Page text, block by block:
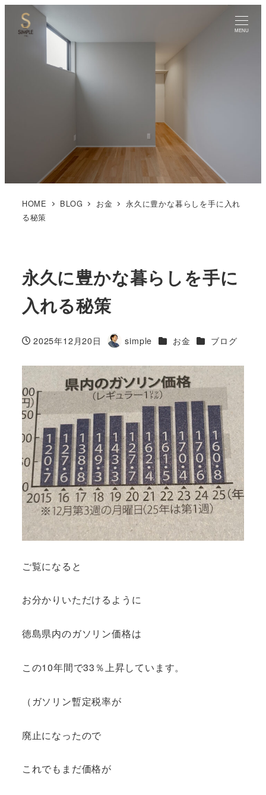
MENU
HOME BLOG お金
永久に豊かな暮らしを手に入れ
る秘策
永久に豊かな暮らしを手に
入れる秘策
投稿日
2025年12月20日
著
simple カテゴリー
お金 カテゴリー
ブログ
ご覧になると
お分かりいただけるように
徳島県内のガソリン価格は
この10年間で33％上昇しています。
（ガソリン暫定税率が
廃止になったので
これでもまだ価格が